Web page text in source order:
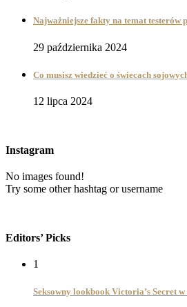
Najważniejsze fakty na temat testerów
29 października 2024
Co musisz wiedzieć o świecach
12 lipca 2024
Instagram
No images found!
Try some other hashtag or username
Editors’ Picks
1
Seksowny lookbook Victoria’s Secret